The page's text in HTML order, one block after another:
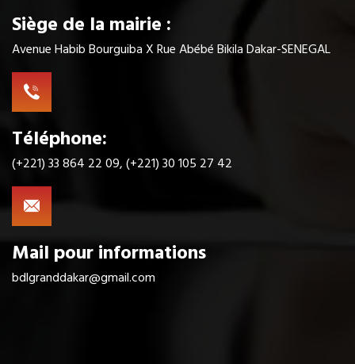
Siège de la mairie :
Avenue Habib Bourguiba X Rue Abébé Bikila Dakar-SENEGAL
Téléphone:
(+221) 33 864 22 09, (+221) 30 105 27 42
Mail pour informations
bdlgranddakar@gmail.com